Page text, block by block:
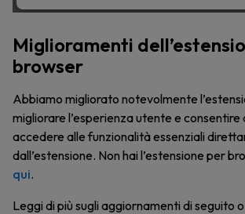
Miglioramenti
browser
Abbiamo migliorato notevolmente
migliorare l’esperienza utente e consentire
accedere alle funzionalità essenziali
dall’estensione. Non hai l’estensione per
qui.
Leggi di più sugli aggiornamenti di seguito